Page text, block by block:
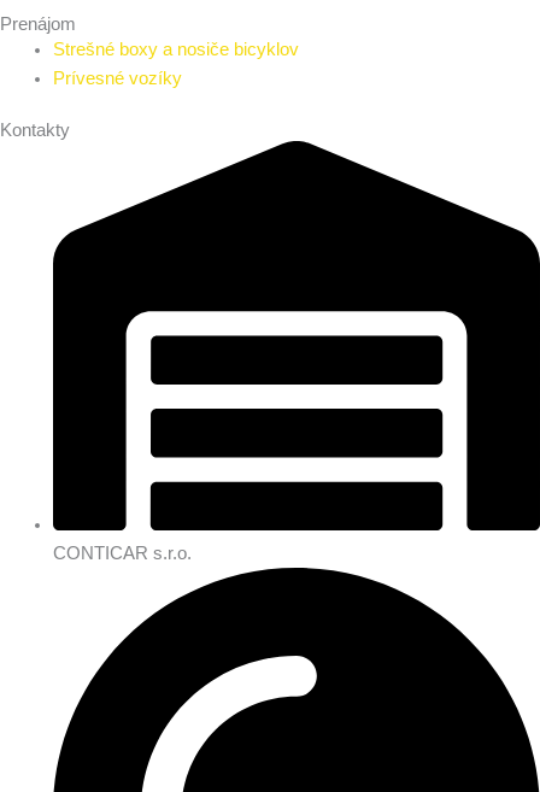
Prenájom
Strešné boxy a nosiče bicyklov
Prívesné vozíky
Kontakty
CONTICAR s.r.o.